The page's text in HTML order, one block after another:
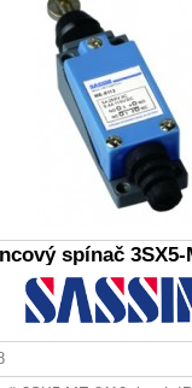
spínač 3SX5-